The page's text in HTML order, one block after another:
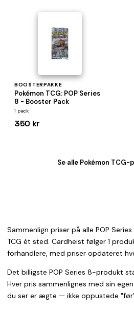
BOOSTERPAKKE
Pokémon TCG: POP Series
8 - Booster Pack
1 pack
350 kr
Se alle Pokémon
Sammenlign priser på alle POP
TCG ét sted. Cardheist følger 1
forhandlere, med priser opdateret
Det billigste POP Series 8-produkt
Hver pris sammenlignes med sin
du ser er ægte — ikke oppustede